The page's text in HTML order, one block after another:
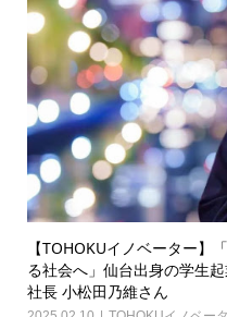
【TOHOKUイノベーター】
る社会へ」仙台出身の学生
社長 小松田乃維さん